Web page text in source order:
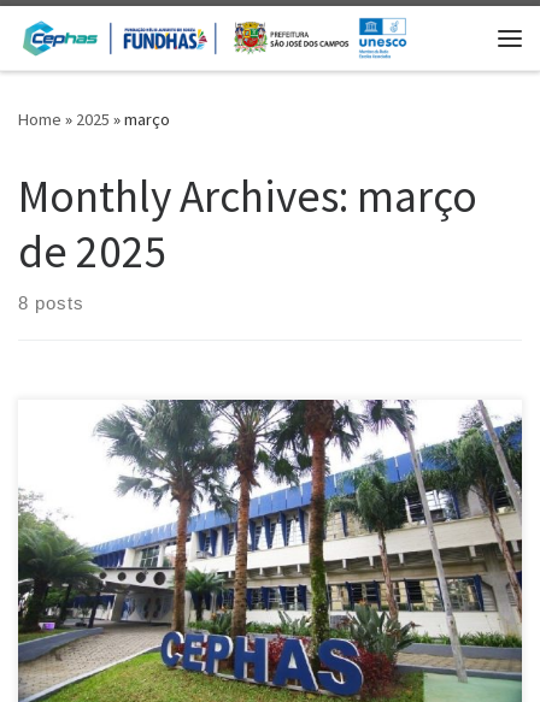
Skip to content
Home » 2025 »março
Monthly Archives: março
de 2025
8 posts
[…]